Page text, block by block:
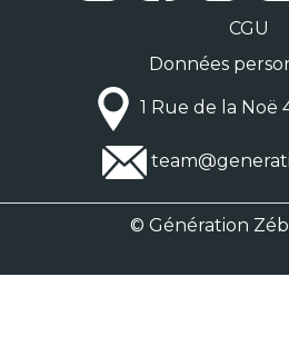
CGU
Données
1 Rue de la Noë
© Génération